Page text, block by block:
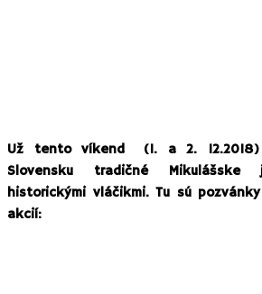
Už tento víkend (1. a 2.
Slovensku tradičné
historickými vláčikmi. Tu sú
akcií: